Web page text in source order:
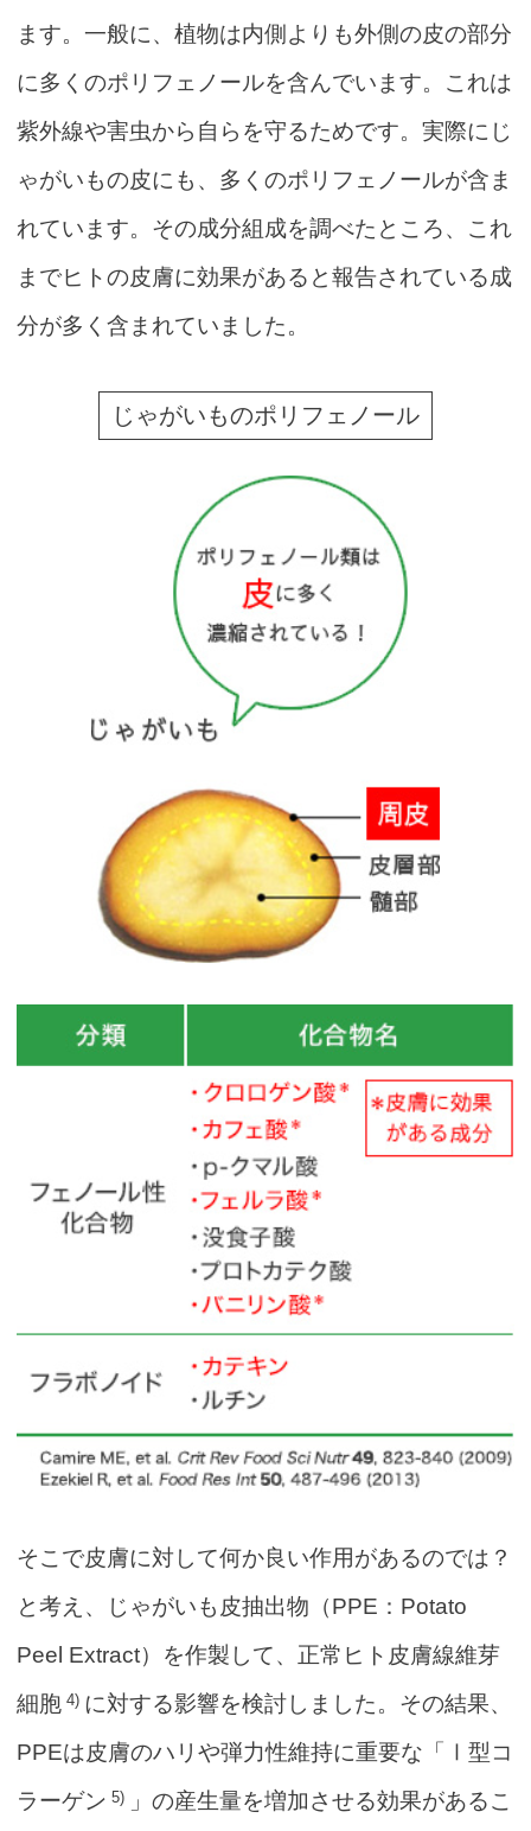
ます。一般に、植物は内側よりも外側の皮の部分
に多くのポリフェノールを含んでいます。これは
紫外線や害虫から自らを守るためです。実際にじ
ゃがいもの皮にも、多くのポリフェノールが含ま
れています。その成分組成を調べたところ、これ
までヒトの皮膚に効果があると報告されている成
分が多く含まれていました。
じゃがいものポリフェノール
そこで皮膚に対して何か良い作用があるのでは？
と考え、じゃがいも皮抽出物（PPE：Potato
Peel Extract）を作製して、正常ヒト皮膚線維芽
細胞 4) に対する影響を検討しました。その結果、
PPEは皮膚のハリや弾力性維持に重要な「Ⅰ型コ
ラーゲン 5) 」の産生量を増加させる効果があるこ